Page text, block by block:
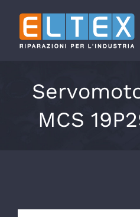
contenuto
MCS